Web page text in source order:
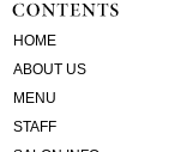
HOME
ABOUT US
MENU
STAFF